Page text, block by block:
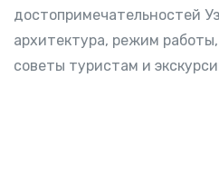
достопримечательностей
архитектура, режим
советы туристам и